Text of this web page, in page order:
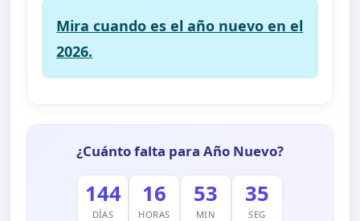
Mira cuando es el año nuevo en el
2026.
¿Cuánto falta para Año Nuevo?
144
DÍAS
16
HORAS
53
MIN
35
SEG